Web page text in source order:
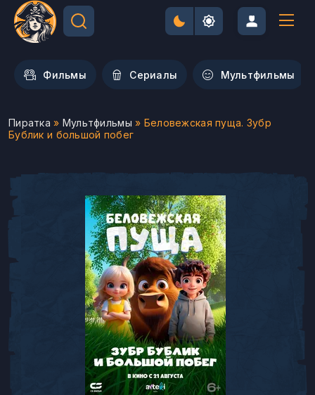
Фильмы Сериалы Мультфильмы
Пиратка » Мультфильмы » Беловежская пуща. Зубр
Бублик и большой побег